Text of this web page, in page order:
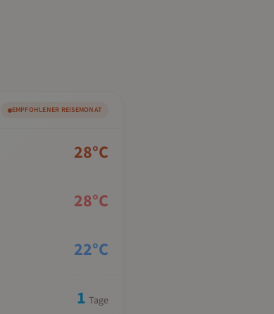
EMPFOHLENER REISEMONAT
28°C
28°C
22°C
1 Tage